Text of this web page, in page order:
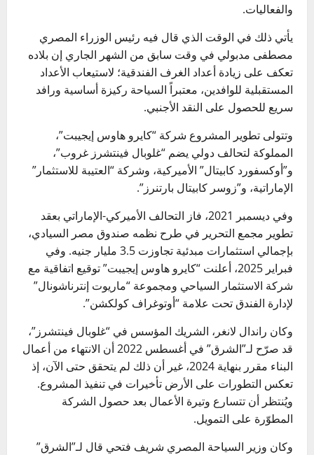
والفعاليات.
يأتي ذلك في الوقت الذي قال فيه رئيس الوزراء المصري
مصطفى مدبولي في وقت سابق من الشهر الجاري إن بلاده
تعكف على زيادة أعداد الغرف الفندقية؛ لاستيعاب الأعداد
المستقبلية للوافدين، معتبراً السياحة ركيزة أساسية ورافد
سريع للحصول على النقد الأجنبي.
وتتولى تطوير المشروع شركة “كايرو هاوس إيجيبت”،
المملوكة لتحالف دولي يضم “غلوبال فينتشرز غروب”،
و”أوكسفورد كابيتال” الأميركية، وشركة “العتيبة للاستثمار”
الإماراتية، و”زوسر كابيتال بارتنرز”.
وفي ديسمبر 2021، فاز التحالف الأميركي-الإماراتي بعقد
تطوير مجمع التحرير في طرح نظمه صندوق مصر السيادي،
بإجمالي استثمارات مبدئية تجاوزت 3.5 مليار جنيه. وفي
فبراير 2025، أعلنت “كايرو هاوس إيجيبت” توقيع اتفاقية مع
شركة الاستثمار السياحي ومجموعة “ماريوت إنترناشونال”
لإدارة الفندق تحت علامة “أوتوغراف كولكشن”.
وكان راندال لانغر، الشريك المؤسس في “غلوبال فينتشرز”،
قد صرّح لـ”الشرق” في أغسطس 2022 أن الانتهاء من أعمال
البناء مقرر بنهاية 2024، غير أن ذلك لم يتحقق حتى الآن، إذ
تعكس التطورات على الأرض تأخيرات في تنفيذ المشروع.
ويُنتظر أن تتسارع وتيرة الأعمال بعد حصول الشركة
المطوّرة على التمويل.
وكان وزير السياحة المصري شريف فتحي قال لـ”الشرق”